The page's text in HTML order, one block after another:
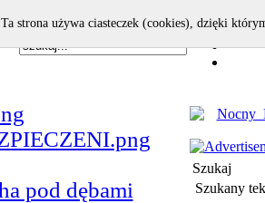
Szukaj
Szukany
Ta strona używa ciasteczek (cookies), dzięki